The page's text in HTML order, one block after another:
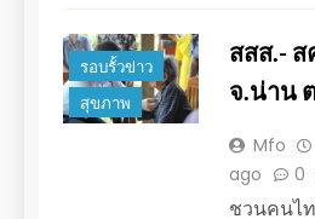
รอบรั้วข่าว
สุขภาพ
สสส.-
จ.น่าน
Mfo
ago
0
ชวนคนไ